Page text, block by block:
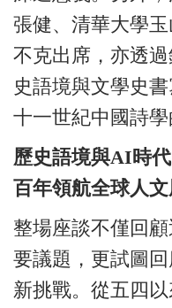
張健、清華大學
不克出席，亦透
史語境與文學史
十一世紀中國詩學
歷史語境與AI時
百年領航全球人文
整場座談不僅回
要議題，更試圖
新挑戰。從五四